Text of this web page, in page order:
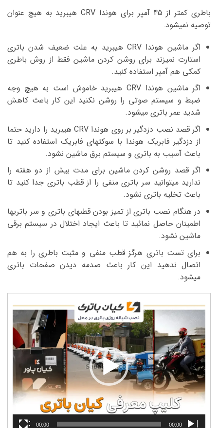
باطری کمتر از 45 آمپر برای هوندا CRV هیبرید به هیچ عنوان
توصیه نمیشود.
اگر ماشین هوندا CRV هیبرید به علت ضعیف شدن باتری
استارت نمیزند برای روشن کردن ماشین فقط از روش باطری
کمکی هم آمپر استفاده کنید.
اگر ماشین هوندا CRV هیبرید خاموش است به هیچ وجه
ضبط و سیستم صوتی را روشن نکنید این کار باعث کاهش
شدید عمر باتری میشود.
اگر قصد نصب دزدگیر بر روی هوندا CRV هیبرید را دارید حتما
از دزدگیر فابریک هوندا با سوکتهای فابریک استفاده کنید تا
باعث آسیب به باتری و سیستم برق ماشین نشود.
اگر قصد روشن کردن ماشین برای مدت بیش از دو هفته را
ندارید میتوانید سر باتری منفی را از قطب باتری جدا کنید تا
باعث تخلیه باتری نشود.
در هنگام نصب باتری از تمیز بودن قطبهای باتری و سر باتریها
اطمینان حاصل نمائید تا باعث ایجاد اختلال در سیستم برقی
ماشین نشود.
برای تست باتری هرگز قطب منفی و مثبت باطری را به هم
اتصال ندهید این کار باعث صدمه دیدن صفحات باتری
میشود.
نمایشگر
ویدیو
00:00
00:00